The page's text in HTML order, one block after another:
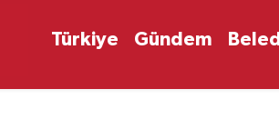
Türkiye Gündem